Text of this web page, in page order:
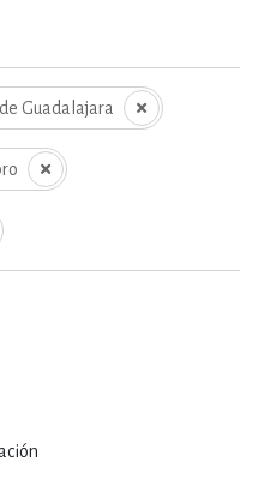
Guadalajara